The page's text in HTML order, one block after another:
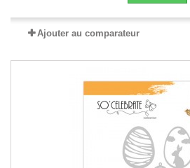
Ajouter au comparateur